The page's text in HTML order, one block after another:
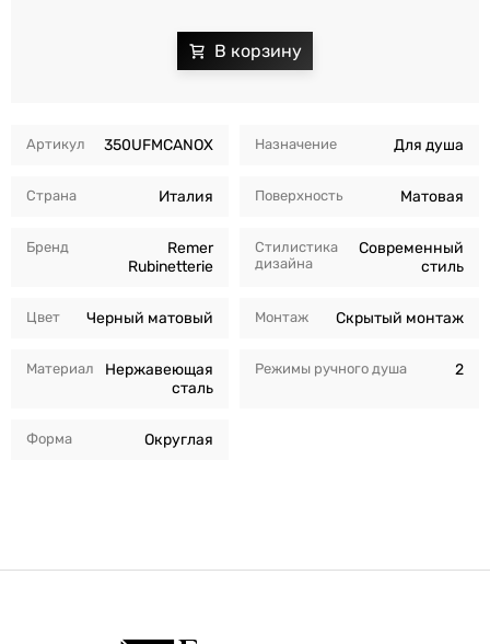
Артикул 350UFMCANOX
Страна Италия
Бренд
Remer
Rubinetterie
Цвет Черный матовый
Материал
Нержавеющая
сталь
Форма Округлая
Назначение Для душа
Поверхность Матовая
Стилистика
дизайна
Современный
стиль
Монтаж Скрытый монтаж
Режимы ручного душа 2